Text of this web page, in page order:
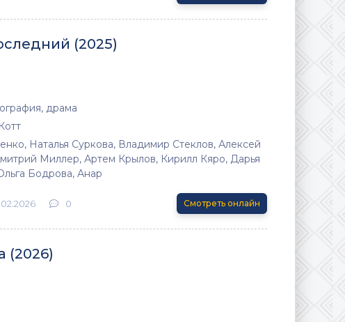
(2025)
драма
Наталья Суркова, Владимир Стеклов, Алексей
Миллер, Артем Крылов, Кирилл Кяро, Дарья
Бодрова, Анар
0 Смотреть онлайн
(2026)